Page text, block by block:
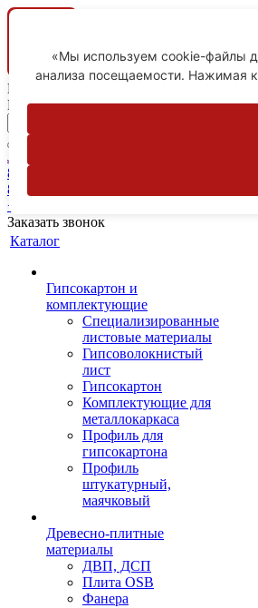
Ваш город
Пятигорск
Личный кабинет
8-800-775-59-89
8-800-775-59-89
+7 918 754-83-77
Заказать звонок
Каталог
Гипсокартон и
комплектующие
Специализированные
листовые материалы
Гипсоволокнистый
лист
Гипсокартон
Комплектующие для
металлокаркаса
Профиль для
гипсокартона
Профиль
штукатурный,
маячковый
Древесно-плитные
материалы
ДВП, ДСП
Плита OSB
Фанера
«Мы используем cookie-файлы
анализа посещаемости. Нажимая